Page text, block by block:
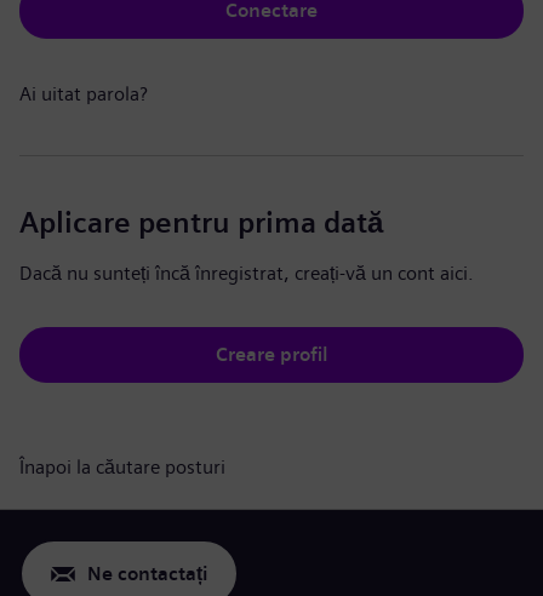
Conectare
Ai uitat parola?
Aplicare pentru prima dată
Dacă nu sunteți încă înregistrat, creați-vă un cont aici.
Creare profil
Înapoi la căutare posturi
Ne contactați